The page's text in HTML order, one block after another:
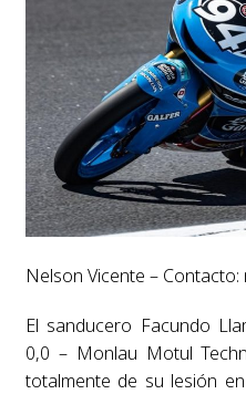
Nelson Vicente – Contacto:
El sanducero Facundo
0,0 – Monlau Motul
totalmente de su lesión